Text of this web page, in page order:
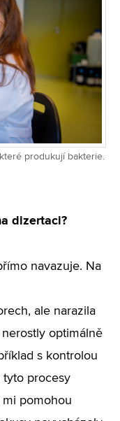
produkují bakterie.
dizertaci?
navazuje. Na
ale narazila
optimálně
s kontrolou
tyto procesy
mi pomohou